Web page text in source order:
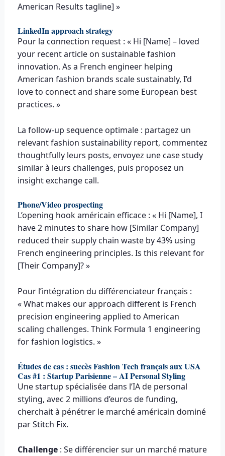
American Results tagline] »
LinkedIn approach strategy
Pour la connection request : « Hi [Name] – loved
your recent article on sustainable fashion
innovation. As a French engineer helping
American fashion brands scale sustainably, I’d
love to connect and share some European best
practices. »
La follow-up sequence optimale : partagez un
relevant fashion sustainability report, commentez
thoughtfully leurs posts, envoyez une case study
similar à leurs challenges, puis proposez un
insight exchange call.
Phone/Video prospecting
L’opening hook américain efficace : « Hi [Name], I
have 2 minutes to share how [Similar Company]
reduced their supply chain waste by 43% using
French engineering principles. Is this relevant for
[Their Company]? »
Pour l’intégration du différenciateur français :
« What makes our approach different is French
precision engineering applied to American
scaling challenges. Think Formula 1 engineering
for fashion logistics. »
Études de cas : succès Fashion Tech français aux USA
Cas #1 : Startup Parisienne – AI Personal Styling
Une startup spécialisée dans l’IA de personal
styling, avec 2 millions d’euros de funding,
cherchait à pénétrer le marché américain dominé
par Stitch Fix.
Challenge : Se différencier sur un marché mature